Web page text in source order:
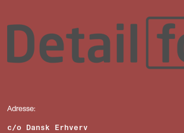
Adresse:
c/o Dansk Erhverv